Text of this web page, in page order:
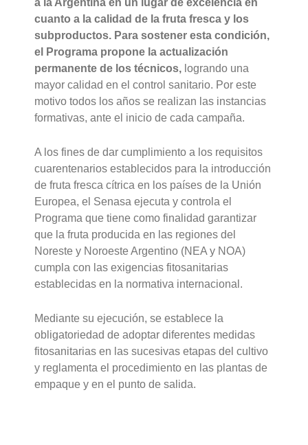
a la Argentina en un lugar de excelencia en
cuanto a la calidad de la fruta fresca y los
subproductos. Para sostener esta condición,
el Programa propone la actualización
permanente de los técnicos, logrando una
mayor calidad en el control sanitario. Por este
motivo todos los años se realizan las instancias
formativas, ante el inicio de cada campaña.
A los fines de dar cumplimiento a los requisitos
cuarentenarios establecidos para la introducción
de fruta fresca cítrica en los países de la Unión
Europea, el Senasa ejecuta y controla el
Programa que tiene como finalidad garantizar
que la fruta producida en las regiones del
Noreste y Noroeste Argentino (NEA y NOA)
cumpla con las exigencias fitosanitarias
establecidas en la normativa internacional.
Mediante su ejecución, se establece la
obligatoriedad de adoptar diferentes medidas
fitosanitarias en las sucesivas etapas del cultivo
y reglamenta el procedimiento en las plantas de
empaque y en el punto de salida.